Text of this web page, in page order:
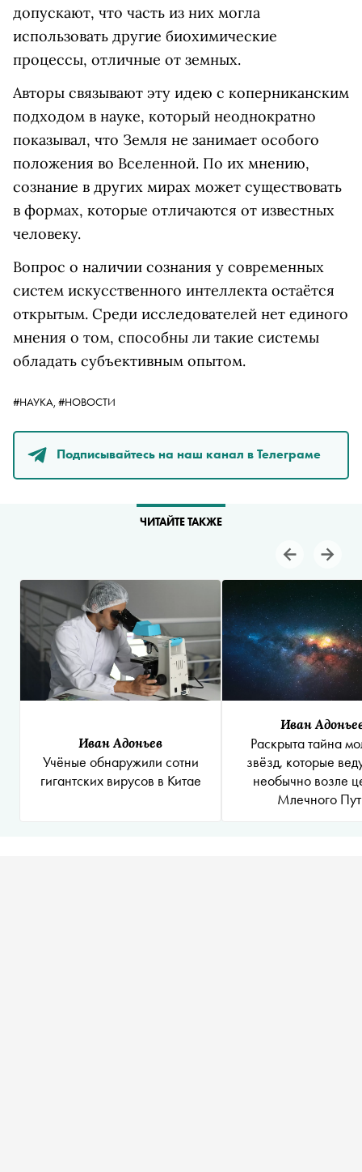
допускают, что часть из них могла
использовать другие биохимические
процессы, отличные от земных.
Авторы связывают эту идею с коперниканским
подходом в науке, который неоднократно
показывал, что Земля не занимает особого
положения во Вселенной. По их мнению,
сознание в других мирах может существовать
в формах, которые отличаются от известных
человеку.
Вопрос о наличии сознания у современных
систем искусственного интеллекта остаётся
открытым. Среди исследователей нет единого
мнения о том, способны ли такие системы
обладать субъективным опытом.
#НАУКА, #НОВОСТИ
Подписывайтесь на наш канал в Телеграме
ЧИТАЙТЕ ТАКЖЕ
Иван Адоньев
Учёные обнаружили сотни
гигантских вирусов в Китае
Иван
Раскрыта тайна
звёзд, которые
необычно возле
Млечного